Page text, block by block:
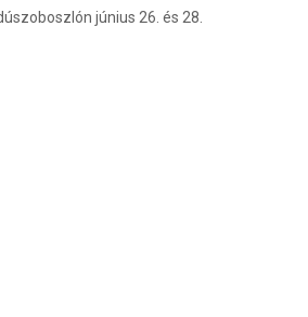
június 26. és 28.